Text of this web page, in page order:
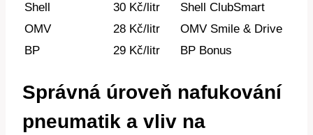
Shell
30 Kč/litr
Shell ClubSmart
OMV
28 Kč/litr
OMV Smile & Drive
BP
29 Kč/litr BP Bonus
Správná úroveň nafukování
pneumatik a vliv na